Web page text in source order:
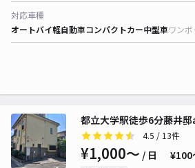
対応車種
オートバイ軽自動車コンパクトカー中型車ワン
都立大学駅徒歩6分藤井
4.5 / 13件
¥1,000〜 / 日 ¥100